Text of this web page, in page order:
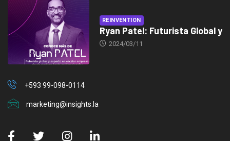
REINVENTION
Ryan Patel: Futurista Global y
2024/03/11
+593 99-098-0114
marketing@insights.la